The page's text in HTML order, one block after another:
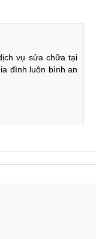
vụ sửa chữa tại
đình luôn bình an